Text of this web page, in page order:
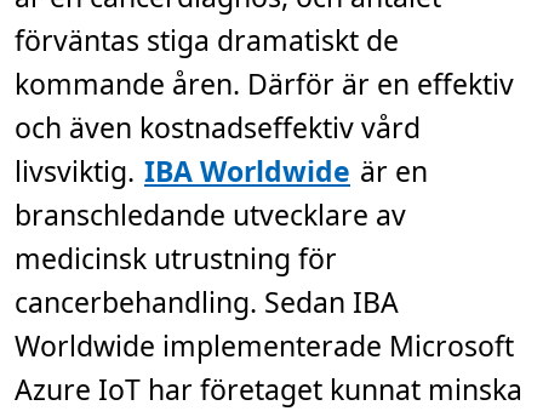
m
förväntas stiga dramatiskt de
kommande åren. Därför är en effektiv
och även kostnadseffektiv vård
livsviktig. IBA Worldwide är en
branschledande utvecklare av
medicinsk utrustning för
cancerbehandling. Sedan IBA
Worldwide implementerade Microsoft
Azure IoT har företaget kunnat minska